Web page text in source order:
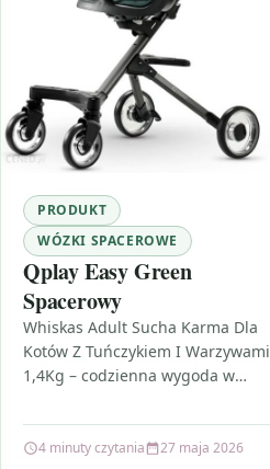
PRODUKT
WÓZKI SPACEROWE
Qplay Easy Green
Spacerowy
Whiskas Adult Sucha Karma Dla
Kotów Z Tuńczykiem I Warzywami
1,4Kg – codzienna wygoda w
swojemu kotu stabilną dietę na…
4 minuty czytania 27 maja 2026